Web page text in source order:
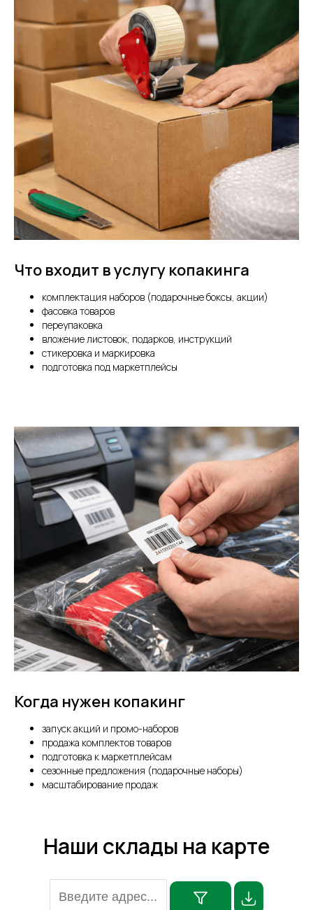
Что входит в услугу копакинга
комплектация наборов (подарочные боксы, акции)
фасовка товаров
переупаковка
вложение листовок, подарков, инструкций
стикеровка и маркировка
подготовка под маркетплейсы
Когда нужен копакинг
запуск акций и промо-наборов
продажа комплектов товаров
подготовка к маркетплейсам
сезонные предложения (подарочные наборы)
масштабирование продаж
Наши склады на карте